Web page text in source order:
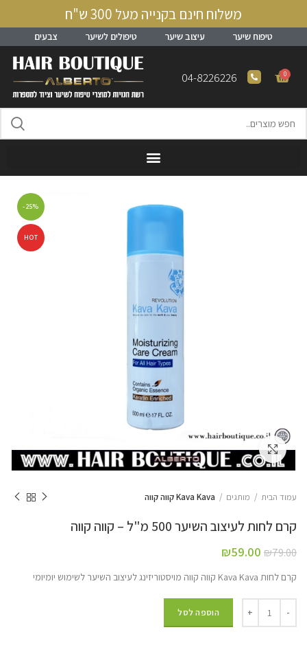
משלוח חינם בקנייה מעל 300 ש"ח
טיפוח שיער עיצוב שיער טיפולים לשיער צבעים
0
04-8226226
-25%
HOT
Click to enlarge
עמוד הבית מותגים Kava Kava קווה קווה
קרם לחות לעיצוב השיער 500 מ"ל – קווה קווה
₪79.00
₪59.00
קרם לחות Kava Kava קווה קווה מויסטוריזינג לעיצוב השיער לשימוש יומיומי
הוספה לסל